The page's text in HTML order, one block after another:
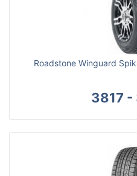
Roadstone Winguard
3817